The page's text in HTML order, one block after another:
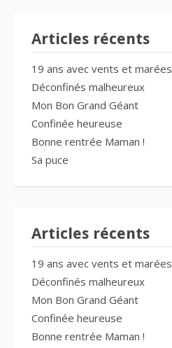
Articles récents
19 ans avec vents et marées
Déconfinés malheureux
Mon Bon Grand Géant
Confinée heureuse
Bonne rentrée Maman !
Sa puce
Articles récents
19 ans avec vents et marées
Déconfinés malheureux
Mon Bon Grand Géant
Confinée heureuse
Bonne rentrée Maman !